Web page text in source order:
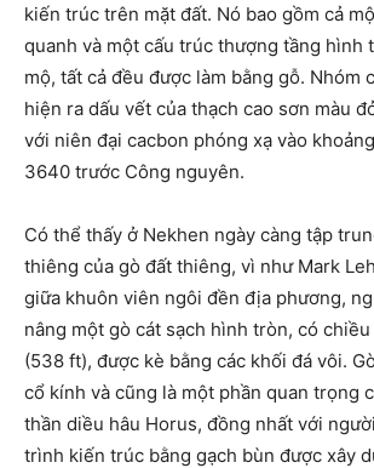
kiến ​​trúc trên mặt đất. Nó bao gồm cả
quanh và một cấu trúc thượng tầng hình
mộ, tất cả đều được làm bằng gỗ. Nhóm
hiện ra dấu vết của thạch cao sơn màu
với niên đại cacbon phóng xạ vào
3640 trước Công nguyên.
Có thể thấy ở Nekhen ngày càng tập
thiêng của gò đất thiêng, vì như Mark
giữa khuôn viên ngôi đền địa phương,
nâng một gò cát sạch hình tròn, có
(538 ft), được kè bằng các khối đá vôi.
cổ kính và cũng là một phần quan trọng
thần diều hâu Horus, đồng nhất với
trình kiến ​​trúc bằng gạch bùn được xây